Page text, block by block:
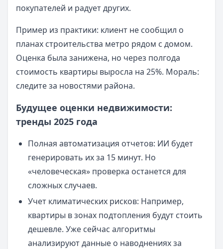
покупателей и радует других.
Пример из практики: клиент не сообщил о
планах строительства метро рядом с домом.
Оценка была занижена, но через полгода
стоимость квартиры выросла на 25%. Мораль:
следите за новостями района.
Будущее оценки недвижимости:
тренды 2025 года
Полная автоматизация отчетов: ИИ будет
генерировать их за 15 минут. Но
«человеческая» проверка останется для
сложных случаев.
Учет климатических рисков: Например,
квартиры в зонах подтопления будут стоить
дешевле. Уже сейчас алгоритмы
анализируют данные о наводнениях за